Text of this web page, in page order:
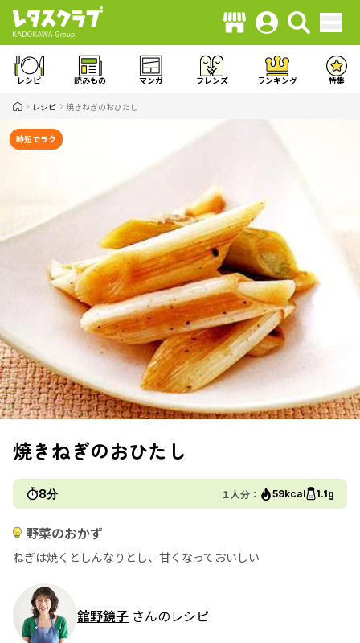
レシピ 読みもの マンガ フレンズ ランキング 特集
レシピ 焼きねぎのおひたし
時短でラク
焼きねぎのおひたし
8分 １人分： 59kcal 1.1g
野菜のおかず
ねぎは焼くとしんなりとし、甘くなっておいしい
舘野鏡子 さんのレシピ